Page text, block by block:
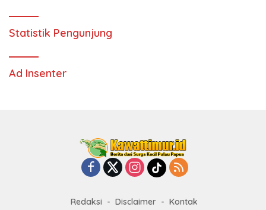
Statistik Pengunjung
Ad Insenter
Redaksi Disclaimer Kontak